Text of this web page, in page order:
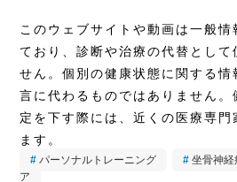
このウェブサイトや動画は一般情
ており、診断や治療の代替として
せん。個別の健康状態に関する情
言に代わるものではありません
定を下す際には、近くの医療専門
ます。
パーソナルトレーニング 坐骨神経
ア